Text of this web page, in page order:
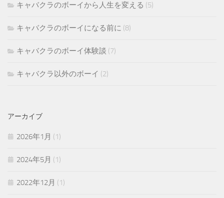
キャバクラのボーイから人生を変える (5)
キャバクラのボーイになる前に (8)
キャバクラのボーイ体験談 (7)
キャバクラ以外のボーイ (2)
アーカイブ
2026年1月 (1)
2024年5月 (1)
2022年12月 (1)